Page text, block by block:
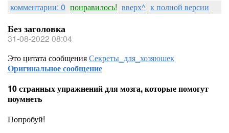
комментарии: 0 понравилось! вверх^ к полной версии
Без заголовка
31-08-2022 08:04
Это цитата сообщенияСекреты_для_хозяюшек
Оригинальное сообщение
10 странных упражнений для мозга, которые помогут
поумнеть
Попробуй!